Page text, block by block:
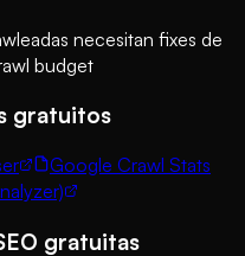
necesitan fixes de
budget
gratuitos
Google Crawl Stats
gratuitas